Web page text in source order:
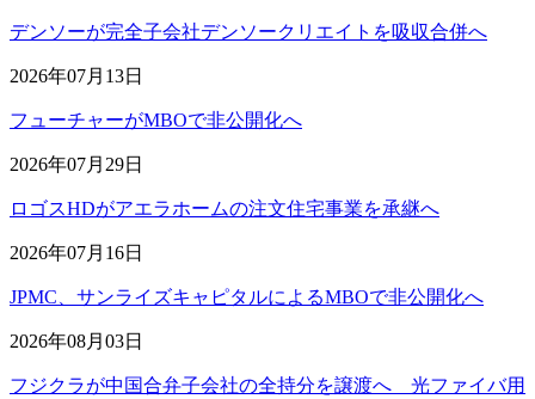
デンソーが完全子会社デンソークリエイトを吸収合併へ
2026年07月13日
フューチャーがMBOで非公開化へ
2026年07月29日
ロゴスHDがアエラホームの注文住宅事業を承継へ
2026年07月16日
JPMC、サンライズキャピタルによるMBOで非公開化へ
2026年08月03日
フジクラが中国合弁子会社の全持分を譲渡へ 光ファイバ用